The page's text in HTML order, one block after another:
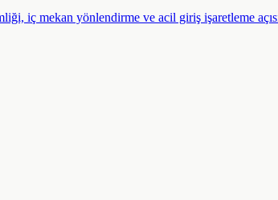
iç mekan yönlendirme ve acil giriş işaretleme